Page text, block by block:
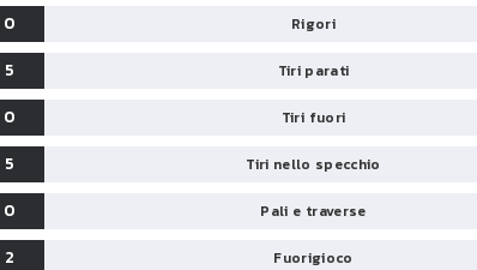
0
Rigori
5
Tiri parati
0
Tiri fuori
5
Tiri nello specchio
0
Pali e traverse
2
Fuorigioco